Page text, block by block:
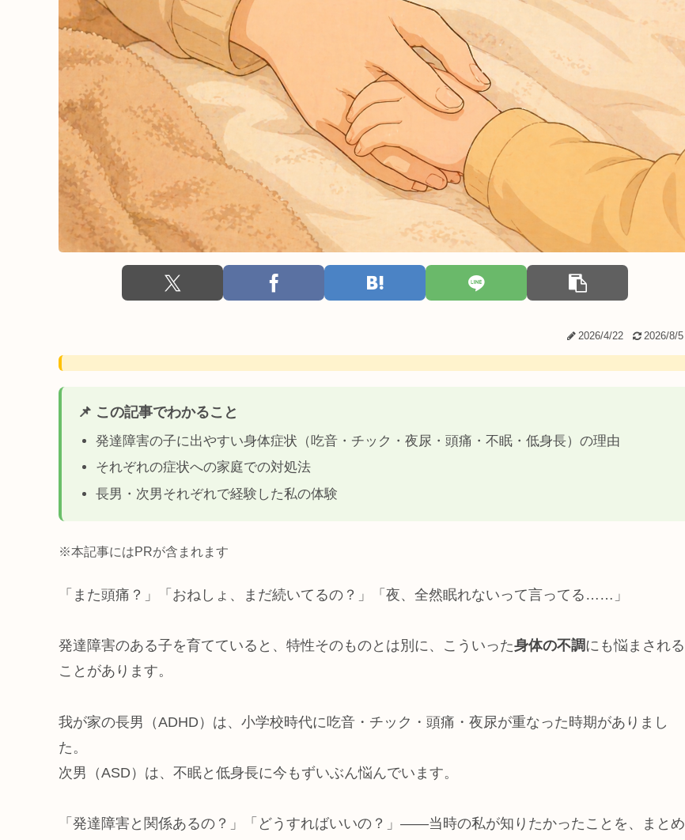
2026/4/22 2026/8/5
📌 この記事でわかること
発達障害の子に出やすい身体症状（吃音・チック・夜尿・頭痛・不眠・低身長）の理由
それぞれの症状への家庭での対処法
長男・次男それぞれで経験した私の体験
※本記事にはPRが含まれます
「また頭痛？」「おねしょ、まだ続いてるの？」「夜、全然眠れないって言ってる……」
発達障害のある子を育てていると、特性そのものとは別に、こういった身体の不調にも悩まされる
ことがあります。
我が家の長男（ADHD）は、小学校時代に吃音・チック・頭痛・夜尿が重なった時期がありまし
た。
次男（ASD）は、不眠と低身長に今もずいぶん悩んでいます。
「発達障害と関係あるの？」「どうすればいいの？」——当時の私が知りたかったことを、まとめ